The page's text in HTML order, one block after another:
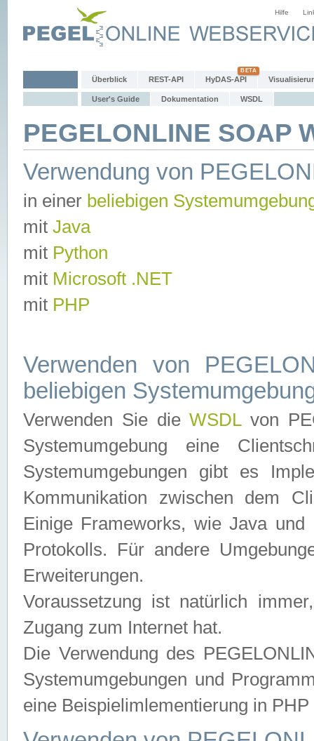
Hilfe
Überblick REST-API HyDAS-API
User's Guide Dokumentation WSDL
PEGELONLINE SOAP
Verwendung von
in einer beliebigen
mit Java
mit Python
mit Microsoft .NET
mit PHP
Verwenden von
beliebigen
Verwenden Sie dieWSDLvon
Systemumgebung eine
Systemumgebungen gibt es
Kommunikation zwischen dem
Einige Frameworks, wie Java
Protokolls. Für andere
Erweiterungen.
Voraussetzung ist natürlich
Zugang zum Internet hat.
Die Verwendung des
Systemumgebungen und
eine Beispielimlementierung in